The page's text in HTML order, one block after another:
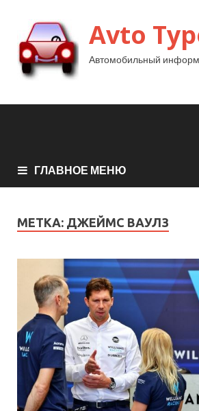
Avto
Автомобильный
ГЛАВНОЕ МЕНЮ
МЕТКА: ДЖЕЙМС ВАУЛЗ